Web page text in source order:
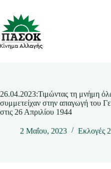
περιεχόμενο
26.04.2023:Τιμώντας τη μνήμη
συμμετείχαν στην απαγωγή του
στις 26 Απριλίου 1944
2 Μαΐου, 2023 Εκλογές